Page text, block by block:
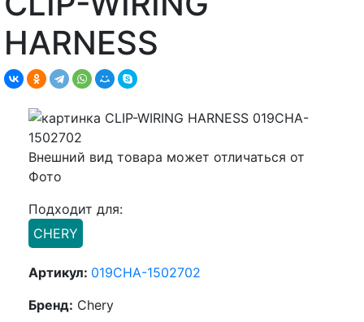
HARNESS
Внешний вид товара может отличаться от
Фото
Подходит для:
CHERY
Артикул: 019CHA-1502702
Бренд: Chery